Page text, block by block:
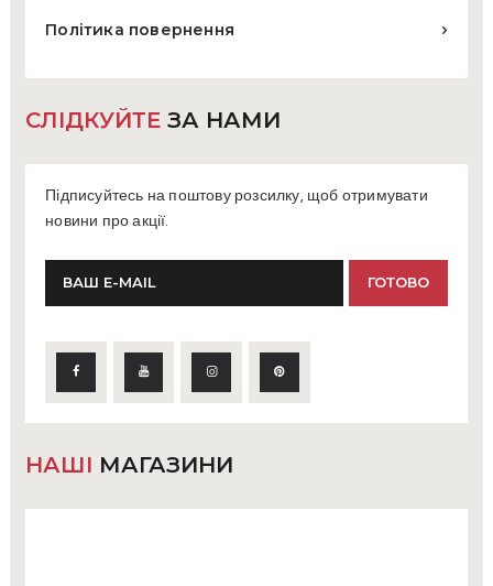
Політика повернення
СЛІДКУЙТЕ ЗА НАМИ
Підписуйтесь на поштову розсилку, щоб отримувати
новини про акції.
НАШІ МАГАЗИНИ